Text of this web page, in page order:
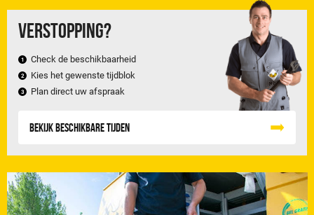
Verstopping?
Check de beschikbaarheid
Kies het gewenste tijdblok
Plan direct uw afspraak
Bekijk beschikbare tijden